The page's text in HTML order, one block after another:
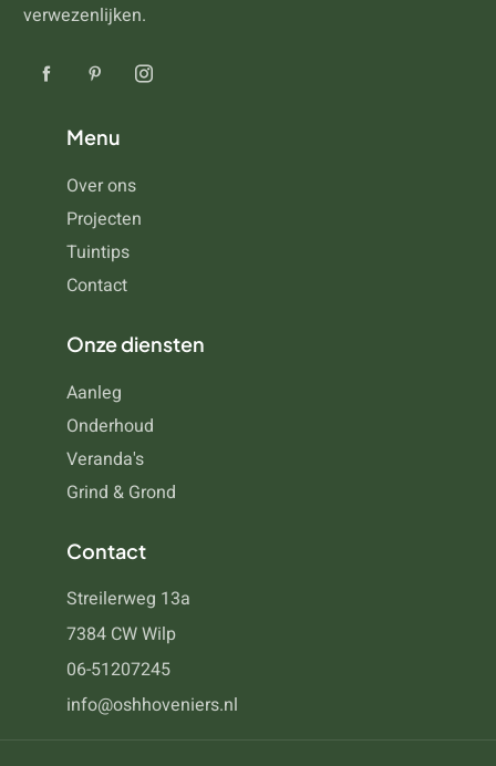
verwezenlijken.
Menu
Over ons
Projecten
Tuintips
Contact
Onze diensten
Aanleg
Onderhoud
Veranda's
Grind & Grond
Contact
Streilerweg 13a
7384 CW Wilp
06-51207245
info@oshhoveniers.nl